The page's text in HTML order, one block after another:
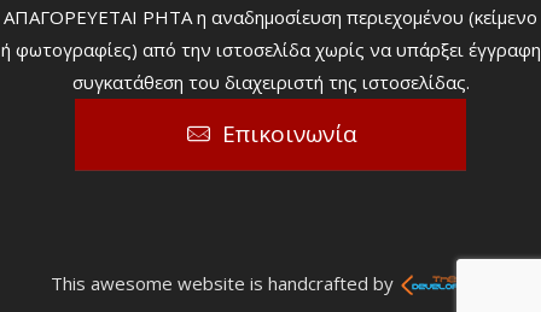
ΑΠΑΓΟΡΕΥΕΤΑΙ ΡΗΤΑ η αναδημοσίευση περιεχομένου (κείμενο
ή φωτογραφίες) από την ιστοσελίδα χωρίς να υπάρξει έγγραφη
συγκατάθεση του διαχειριστή της ιστοσελίδας.
Επικοινωνία
This awesome website is handcrafted by